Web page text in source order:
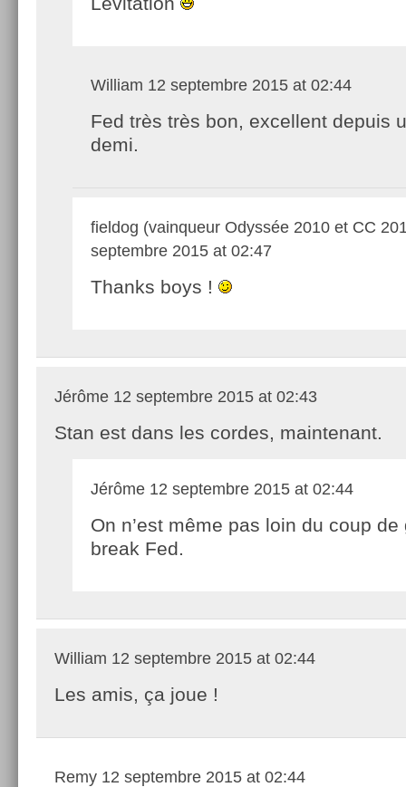
William 12 septembre 2015 at 02:44
Fed très très bon, excellent depuis
demi.
fieldog (vainqueur Odyssée 2010 et CC
septembre 2015 at 02:47
Thanks boys !
Jérôme 12 septembre 2015 at 02:43
Stan est dans les cordes, maintenant.
Jérôme 12 septembre 2015 at 02:44
On n’est même pas loin du coup de
break Fed.
William 12 septembre 2015 at 02:44
Les amis, ça joue !
Remy 12 septembre 2015 at 02:44